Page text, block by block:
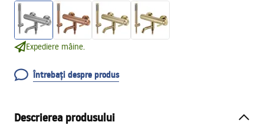
Expediere mâine.
Întrebați despre produs
Descrierea produsului